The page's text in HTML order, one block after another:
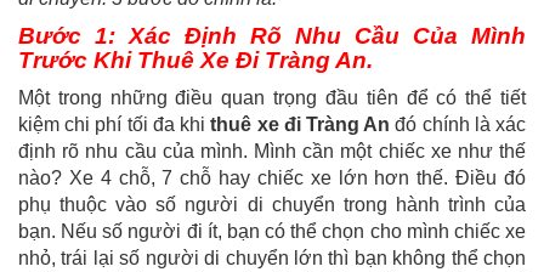
Bước 1: Xác Định Rõ Nhu Cầu Của Mình
Trước Khi Thuê Xe Đi Tràng An.
Một trong những điều quan trọng đầu tiên để có thể tiết
kiệm chi phí tối đa khithuê xe đi Tràng An đó chính là xác
định rõ nhu cầu của mình. Mình cần một chiếc xe như thế
nào? Xe 4 chỗ, 7 chỗ hay chiếc xe lớn hơn thế. Điều đó
phụ thuộc vào số người di chuyển trong hành trình của
bạn. Nếu số người đi ít, bạn có thể chọn cho mình chiếc xe
nhỏ, trái lại số người di chuyển lớn thì bạn không thể chọn